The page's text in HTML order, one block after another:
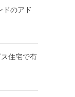
のアド
住宅で有